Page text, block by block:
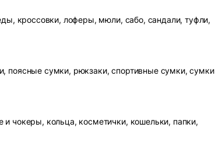
кроссовки, лоферы, мюли, сабо, сандали, туфли,
поясные сумки, рюкзаки, спортивные сумки, сумки
чокеры, кольца, косметички, кошельки, папки,